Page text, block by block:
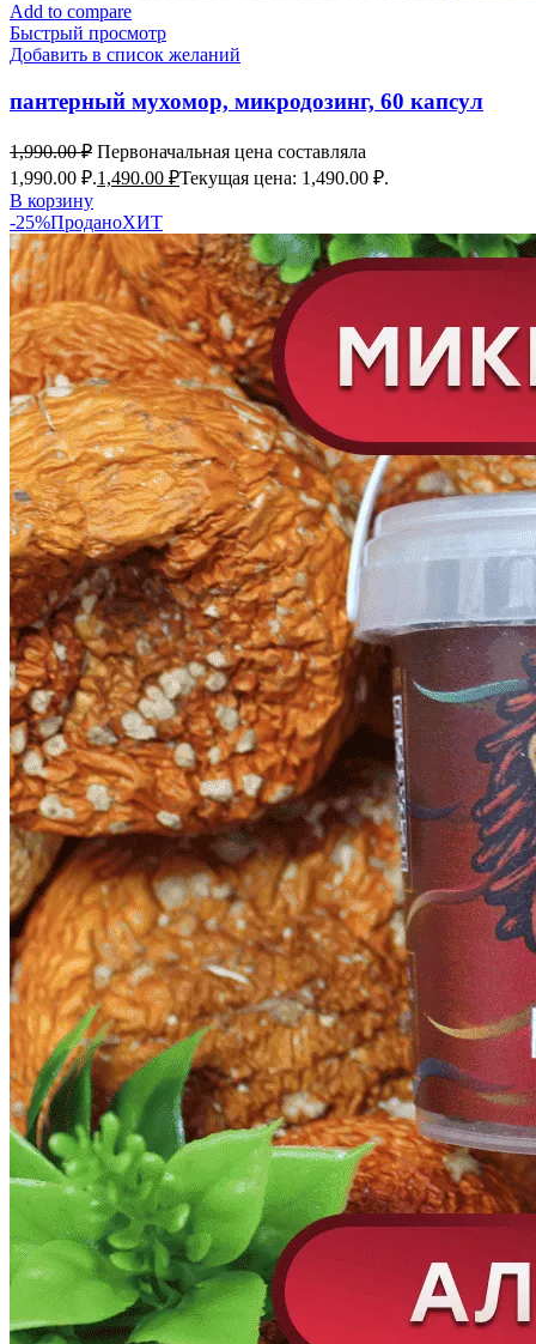
Add to compare
Быстрый просмотр
Добавить в список желаний
пантерный мухомор, микродозинг, 60 капсул
1,990.00₽ Первоначальная цена составляла
1,990.00 ₽.1,490.00 ₽Текущая цена: 1,490.00 ₽.
В корзину
-25%ПроданоХИТ